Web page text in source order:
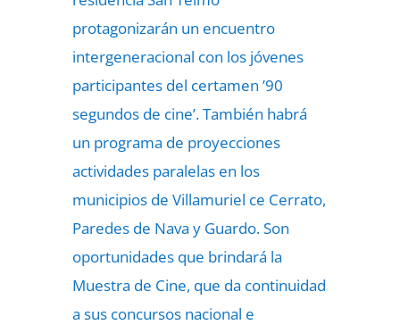
protagonizarán un encuentro
intergeneracional con los jóvenes
participantes del certamen ’90
segundos de cine’. También habrá
un programa de proyecciones
actividades paralelas en los
municipios de Villamuriel ce Cerrato,
Paredes de Nava y Guardo. Son
oportunidades que brindará la
Muestra de Cine, que da continuidad
a sus concursos nacional e